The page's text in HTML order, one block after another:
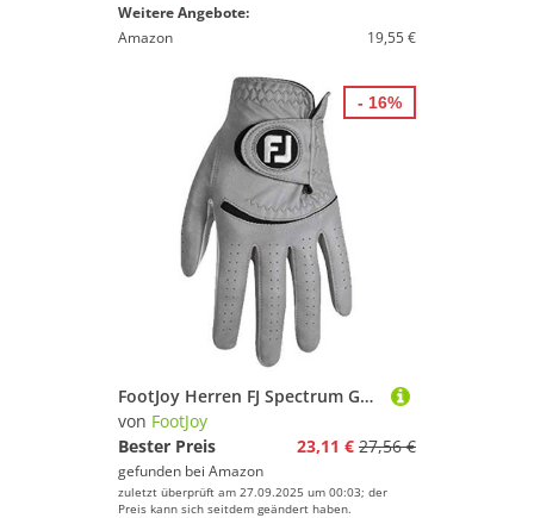
Weitere Angebote:
Amazon
19,55 €
FootJoy Herren FJ Spectrum Golfhandschuh, grau, Medium-Large
von FootJoy
Bester Preis
23,11 € 27,56 €
gefunden bei Amazon
zuletzt überprüft am 27.09.2025 um 00:03; der
Preis kann sich seitdem geändert haben.
- 16%